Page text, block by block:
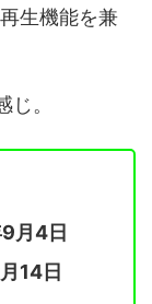
生機能を兼
。
月4日
14日